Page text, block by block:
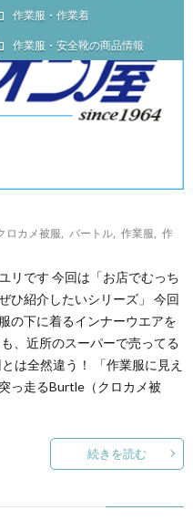
作業服・作業着
作業服・安全靴の商品情報
ロカメ被服 バートル 作業服
作
リです 今回は「お店でむっち
ひ紹介したいシリーズ」 今回
の下に着るインナーウエアを
、近所のスーパーで売ってる
は全然違う！ 「作業服に見え
っ走るBurtle（クロカメ被
続きを読む